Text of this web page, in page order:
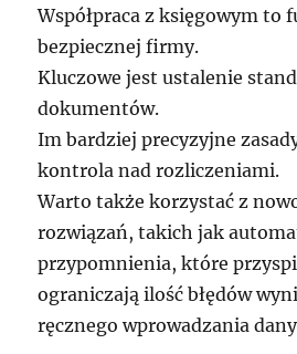
Współpraca z księgowym to
bezpiecznej firmy.
Kluczowe jest ustalenie
dokumentów.
Im bardziej precyzyjne
kontrola nad rozliczeniami.
Warto także korzystać z
rozwiązań, takich jak
przypomnienia, które
ograniczają ilość błędów
ręcznego wprowadzania